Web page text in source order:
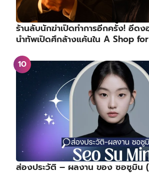
ร้านลับนักฆ่าเปิดทำการอีกครั้ง! อีด
นำทัพเปิดศึกล้างแค้นใน A Shop
ส่องประวัติ – ผลงาน ของ ซอซูมิน